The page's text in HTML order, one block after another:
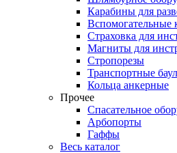
Карабины для
Вспомогательные
Страховка для
Магниты для
Стропорезы
Транспортные
Кольца анкерные
Прочее
Спасательное
Арбопорты
Гаффы
Весь каталог